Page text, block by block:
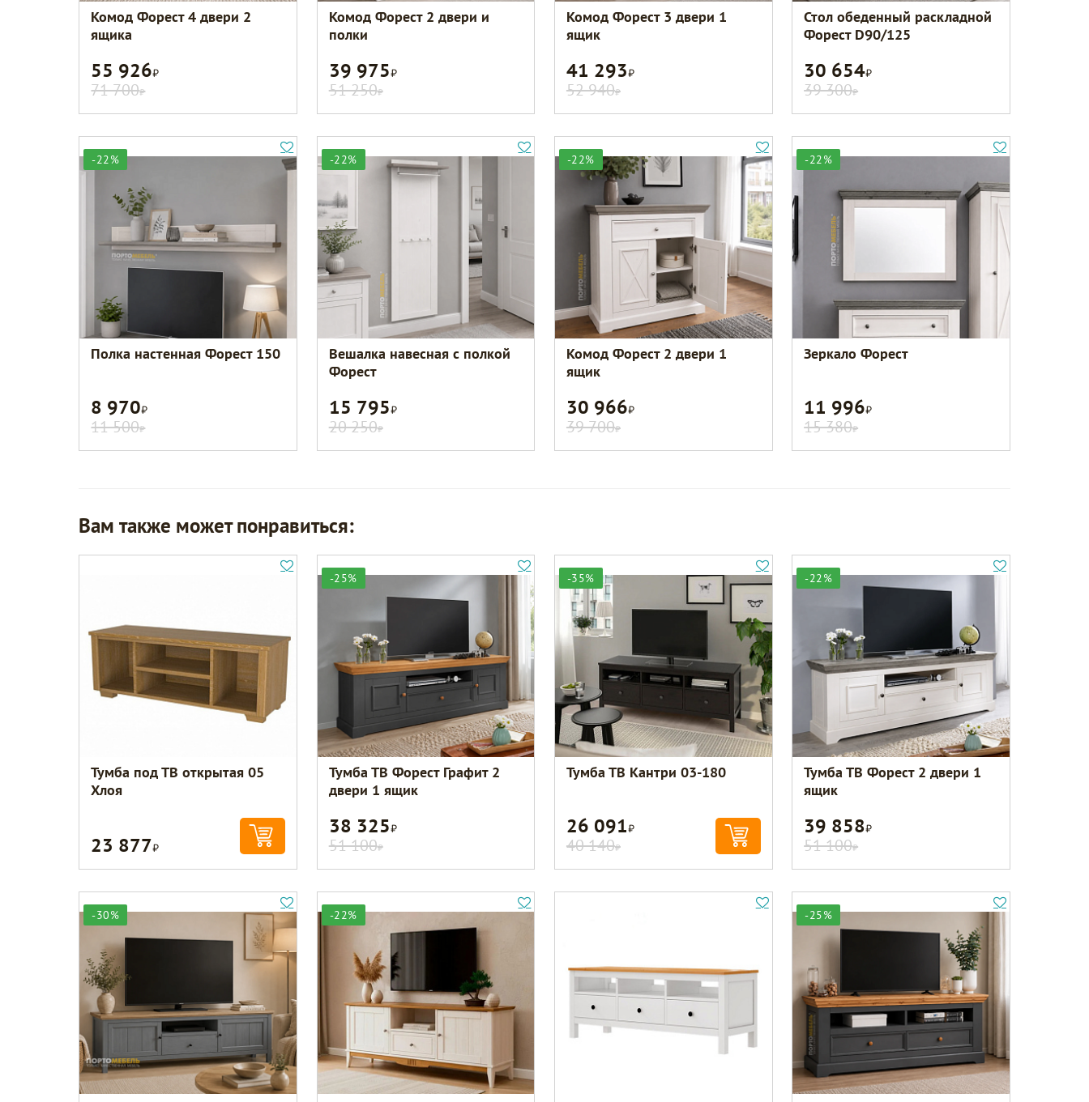
Комод Форест 4 двери 2
ящика
55 926Р
71 700Р
Комод Форест 2 двери и
полки
39 975Р
51 250Р
Комод Форест 3 двери 1
ящик
41 293Р
52 940Р
Стол обеденный раскладной
Форест D90/125
30 654Р
39 300Р
-22%
Полка настенная Форест 150
8 970Р
11 500Р
-22%
Вешалка навесная с полкой
Форест
15 795Р
20 250Р
-22%
Комод Форест 2 двери 1
ящик
30 966Р
39 700Р
-22%
Зеркало Форест
11 996Р
15 380Р
Вам также может понравиться:
Тумба под ТВ открытая 05
Хлоя
23 877Р
-25%
Тумба ТВ Форест Графит 2
двери 1 ящик
38 325Р
51 100Р
-35%
Тумба ТВ Кантри 03-180
26 091Р
40 140Р
-22%
Тумба ТВ Форест 2 двери 1
ящик
39 858Р
51 100Р
-30% -22% -25%